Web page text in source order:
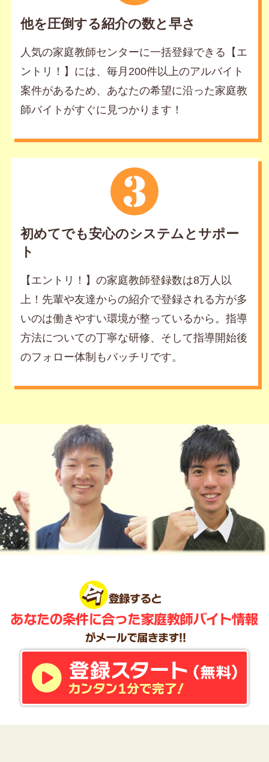
他を圧倒する紹介の数と早さ
人気の家庭教師センターに一括登録できる【エ
ントリ！】には、毎月200件以上のアルバイト
案件があるため、あなたの希望に沿った家庭教
師バイトがすぐに見つかります！
初めてでも安心のシステムとサポー
ト
【エントリ！】の家庭教師登録数は8万人以
上！先輩や友達からの紹介で登録される方が多
いのは働きやすい環境が整っているから。指導
方法についての丁寧な研修、そして指導開始後
のフォロー体制もバッチリです。